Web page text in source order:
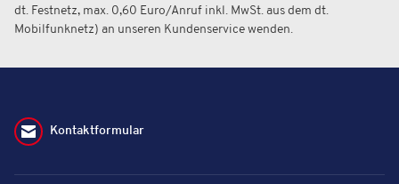
dt. Festnetz, max. 0,60 Euro/Anruf inkl. MwSt. aus dem dt.
Mobilfunknetz) an unseren Kundenservice wenden.
Kontaktformular